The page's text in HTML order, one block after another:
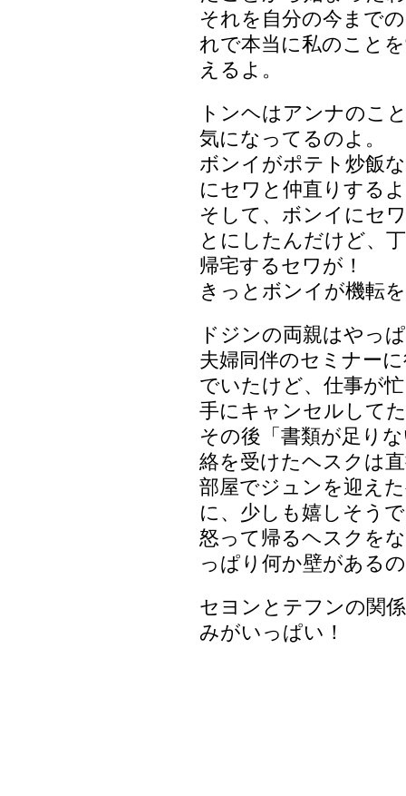
それを自分の今まで
れで本当に私のこと
えるよ。
トンヘはアンナのこ
気になってるのよ。
ボンイがポテト炒飯
にセワと仲直りする
そして、ボンイにセ
とにしたんだけど、
帰宅するセワが！
きっとボンイが機転
ドジンの両親はやっ
夫婦同伴のセミナー
でいたけど、仕事が
手にキャンセルして
その後「書類が足り
絡を受けたヘスクは
部屋でジュンを迎え
に、少しも嬉しそう
怒って帰るヘスクを
っぱり何か壁がある
セヨンとテフンの関
みがいっぱい！